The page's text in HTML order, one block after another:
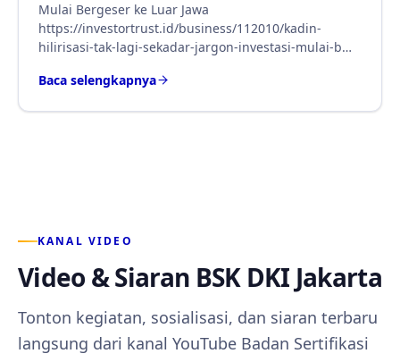
Mulai Bergeser ke Luar Jawa
https://investortrust.id/business/112010/kadin-
hilirisasi-tak-lagi-sekadar-jargon-investasi-mulai-b…
Baca selengkapnya
KANAL VIDEO
Video & Siaran BSK DKI Jakarta
Tonton kegiatan, sosialisasi, dan siaran terbaru
langsung dari kanal YouTube Badan Sertifikasi